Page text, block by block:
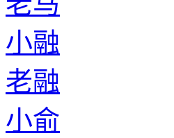
小融
老融
小俞